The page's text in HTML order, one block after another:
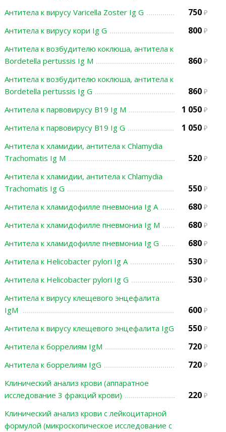
Антитела к вирусу Varicella Zoster Ig G 750
Антитела к вирусу кори Ig G 800
Антитела к возбудителю коклюша, антитела к
Bordetella pertussis Ig M
860
Антитела к возбудителю коклюша, антитела к
Bordetella pertussis Ig G
860
Антитела к парвовирусу В19 Ig M 1 050
Антитела к парвовирусу В19 Ig G 1 050
Антитела к хламидии, антитела к Chlamydia
Trachomatis Ig M
520
Антитела к хламидии, антитела к Chlamydia
Trachomatis Ig G
550
Антитела к хламидофилле пневмониа Ig А 680
Антитела к хламидофилле пневмониа Ig M 680
Антитела к хламидофилле пневмониа Ig G 680
Антитела к Helicobacter pylori Ig A 530
Антитела к Helicobacter pylori Ig G 530
Антитела к вирусу клещевого энцефалита
IgМ
600
Антитела к вирусу клещевого энцефалита IgG 550
Антитела к боррелиям IgМ 720
Антитела к боррелиям IgG 720
Клинический анализ крови (аппаратное
исследование 3 фракций крови)
220
Клинический анализ крови с лейкоцитарной
формулой (микроскопическое исследование с